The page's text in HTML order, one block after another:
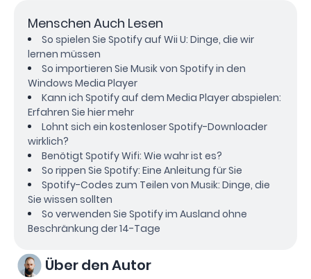
Menschen Auch Lesen
So spielen Sie Spotify auf Wii U: Dinge, die wir
lernen müssen
So importieren Sie Musik von Spotify in den
Windows Media Player
Kann ich Spotify auf dem Media Player abspielen:
Erfahren Sie hier mehr
Lohnt sich ein kostenloser Spotify-Downloader
wirklich?
Benötigt Spotify Wifi: Wie wahr ist es?
So rippen Sie Spotify: Eine Anleitung für Sie
Spotify-Codes zum Teilen von Musik: Dinge, die
Sie wissen sollten
So verwenden Sie Spotify im Ausland ohne
Beschränkung der 14-Tage
Über den Autor